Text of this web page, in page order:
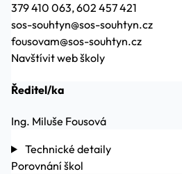
379 410 063, 602 457 421
sos-souhtyn@sos-souhtyn.cz
fousovam@sos-souhtyn.cz
Navštívit web školy
Ředitel/ka
Ing. Miluše Fousová
Technické detaily
Porovnání škol